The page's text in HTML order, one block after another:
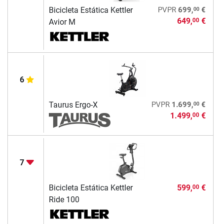
Bicicleta Estática Kettler
Avior M
PVPR 699,00€
649,00€
6
Taurus Ergo-X PVPR 1.699,00€
1.499,00€
7
Bicicleta Estática Kettler
Ride 100
599,00€